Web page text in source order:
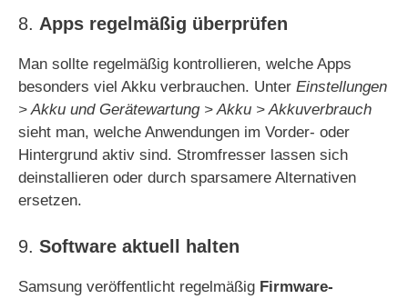
8. Apps regelmäßig überprüfen
Man sollte regelmäßig kontrollieren, welche Apps
besonders viel Akku verbrauchen. Unter Einstellungen
> Akku und Gerätewartung > Akku > Akkuverbrauch
sieht man, welche Anwendungen im Vorder- oder
Hintergrund aktiv sind. Stromfresser lassen sich
deinstallieren oder durch sparsamere Alternativen
ersetzen.
9. Software aktuell halten
Samsung veröffentlicht regelmäßig Firmware-